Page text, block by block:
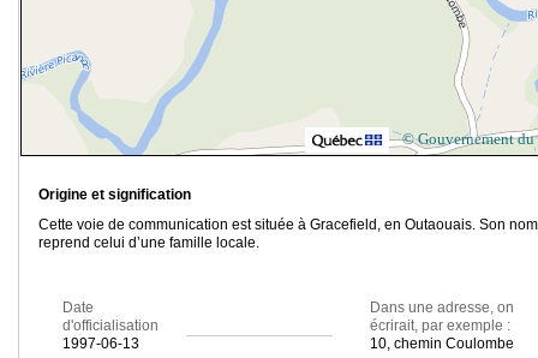
© Gouvernement du
Origine et signification
Cette voie de communication est située à Gracefield, en Outaouais. Son nom
reprend celui d’une famille locale.
Date
d'officialisation
1997-06-13
Dans une adresse, on
écrirait, par exemple :
10, chemin Coulombe